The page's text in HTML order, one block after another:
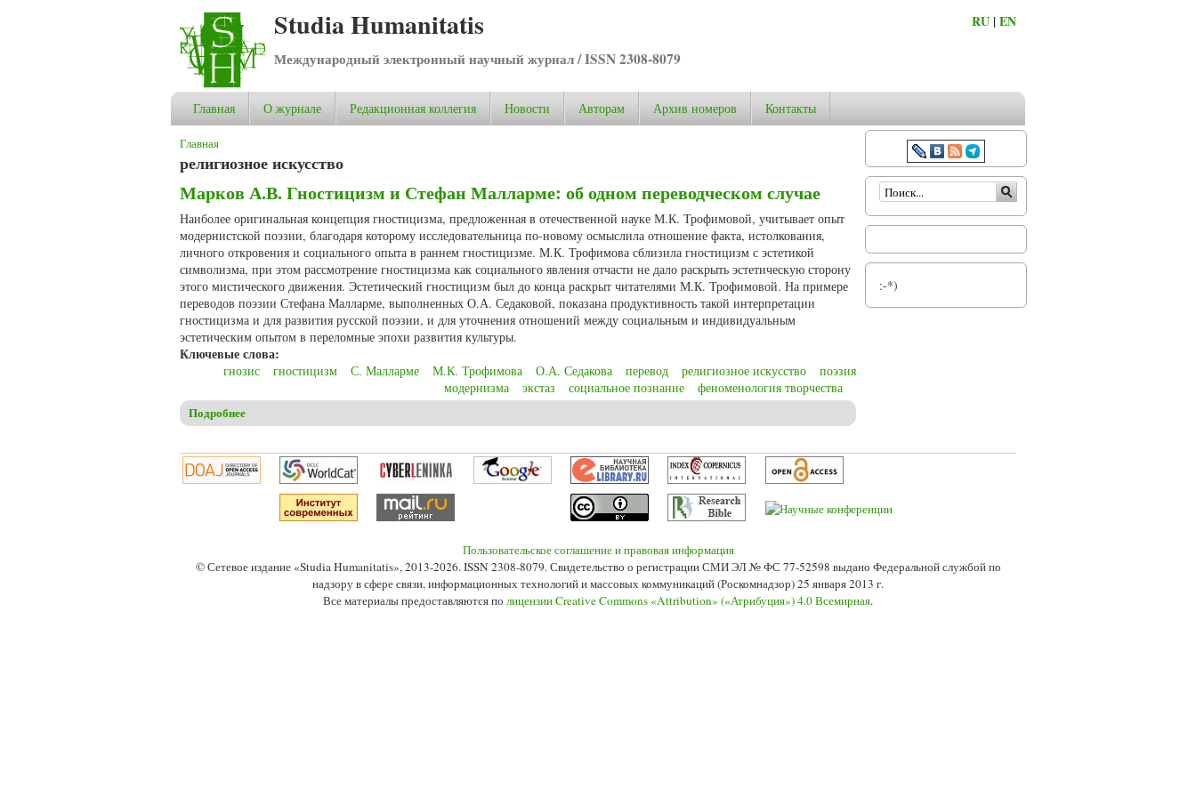
Studia Humanitatis
Международный электронный научный журнал / ISSN 2308-8079
RU |EN
Главная О журнале Редакционная коллегия Новости Авторам Архив номеров Контакты
Вы здесь
Главная
религиозное искусство
Марков А.В. Гностицизм и Стефан Малларме: об одном переводческом случае
Наиболее оригинальная концепция гностицизма, предложенная в отечественной науке М.К. Трофимовой, учитывает опыт
модернистской поэзии, благодаря которому исследовательница по-новому осмыслила отношение факта, истолкования,
личного откровения и социального опыта в раннем гностицизме. М.К. Трофимова сблизила гностицизм с эстетикой
символизма, при этом рассмотрение гностицизма как социального явления отчасти не дало раскрыть эстетическую сторону
этого мистического движения. Эстетический гностицизм был до конца раскрыт читателями М.К. Трофимовой. На примере
переводов поэзии Стефана Малларме, выполненных О.А. Седаковой, показана продуктивность такой интерпретации
гностицизма и для развития русской поэзии, и для уточнения отношений между социальным и индивидуальным
эстетическим опытом в переломные эпохи развития культуры.
Ключевые слова:
гнозис гностицизм С. Малларме М.К. Трофимова О.А. Седакова перевод религиозное искусство
поэзия
модернизма
экстаз социальное познание феноменология творчества
Подробнее
Форма поиска
:-*)
Пользовательское соглашение и правовая информация
© Сетевое издание «Studia Humanitatis», 2013-2026. ISSN 2308-8079. Свидетельство о регистрации СМИ ЭЛ № ФС 77-52598 выдано Федеральной службой по
надзору в сфере связи, информационных технологий и массовых коммуникаций (Роскомнадзор) 25 января 2013 г.
Все материалы предоставляются по лицензии Creative Commons «Attribution» («Атрибуция») 4.0 Всемирная.